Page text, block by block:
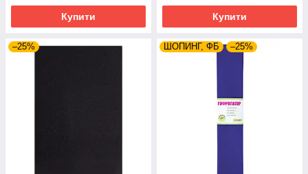
Купити Купити
–25% ШОПИНГ, ФБ –25%